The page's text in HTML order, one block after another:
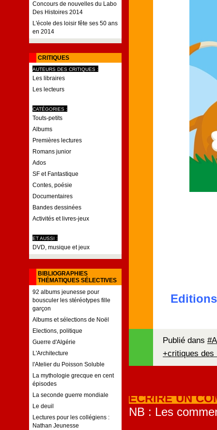
Concours de nouvelles du Labo
Des Histoires 2014
L'école des loisir fête ses 50 ans
en 2014
CRITIQUES
AUTEURS DES CRITIQUES :
Les libraires
Les lecteurs
CATÉGORIES :
Touts-petits
Albums
Premières lectures
Romans junior
Ados
SF et Fantastique
Contes, poésie
Documentaires
Bandes dessinées
Activités et livres-jeux
ET AUSSI :
DVD, musique et jeux
BIBLIOGRAPHIES
THÉMATIQUES SÉLECTIVES
92 albums jeunesse pour
bousculer les stéréotypes fille
garçon
Albums et sélections de Noël
Elections, politique
Guerre d'Algérie
L'Architecture
l'Atelier du Poisson Soluble
La mythologie grecque en cent
épisodes
La seconde guerre mondiale
Le deuil
Lectures pour les collégiens :
Nathan Jeunesse
Publié dans
+critiques des
ECRIRE UN
NB : Les